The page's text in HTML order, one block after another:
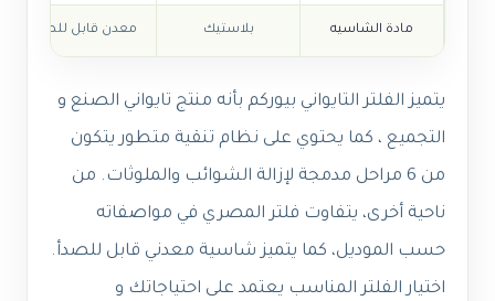
مادة الشاسيه بلاستيك معدن قابل للصدأ
يتميز الفلتر التايواني بيوركم بأنه منتج تايواني الصنع و
التجميع ، كما يحتوي على نظام تنقية متطور يتكون
من 6 مراحل مدمجة لإزالة الشوائب والملوثات. من
ناحية أخرى، يتفاوت فلتر المصري في مواصفاته
حسب الموديل، كما يتميز شاسية معدني قابل للصدأ.
اختيار الفلتر المناسب يعتمد على احتياجاتك و